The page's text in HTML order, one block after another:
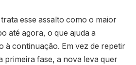
esse assalto como o maior
até agora, o que ajuda a
à continuação. Em vez de repetir
primeira fase, a nova leva quer